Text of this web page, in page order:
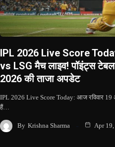
IPL 2026 Live Score
vs LSG मैच लाइव! पॉइंट्स
2026 की ताजा अपडेट
IPL 2026 Live Score Today: आज रविवार
हैं…
By Krishna Sharma Apr